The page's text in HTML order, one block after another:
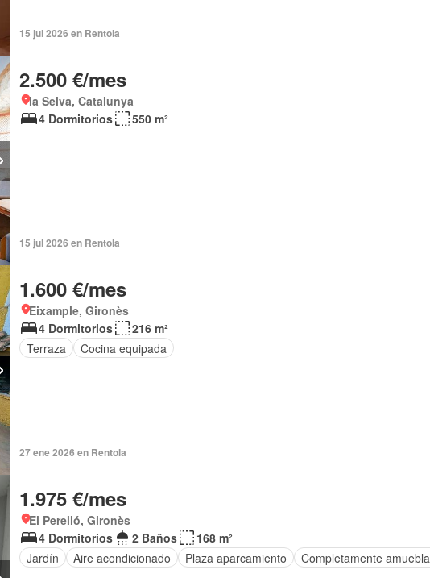
15 jul 2026 en Rentola
2.500 €/mes
la Selva, Catalunya
4 Dormitorios
550 m²
15 jul 2026 en Rentola
1.600 €/mes
Eixample, Gironès
4 Dormitorios
216 m²
Terraza
Cocina equipada
27 ene 2026 en Rentola
1.975 €/mes
El Perelló, Gironès
4 Dormitorios
2 Baños
168 m²
Jardín
Aire acondicionado Plaza aparcamiento Completamente